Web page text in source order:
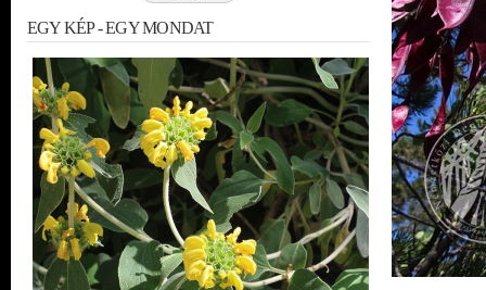
EGY KÉP - EGY MONDAT